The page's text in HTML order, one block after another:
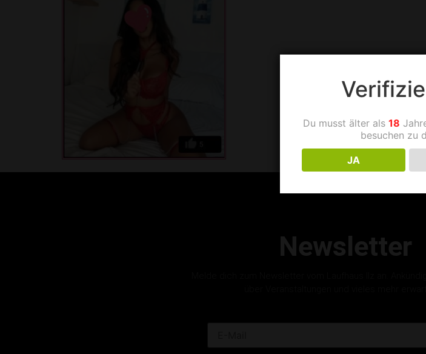
Newsletter
Du musst älter als 18
besuchen zu
JA